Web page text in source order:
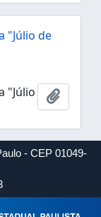
"Júlio de
"Júlio
Añadir
- CEP 01049-